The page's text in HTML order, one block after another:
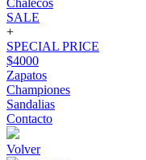
Chalecos
SALE
+
SPECIAL PRICE
$4000
Zapatos
Championes
Sandalias
Contacto
Volver